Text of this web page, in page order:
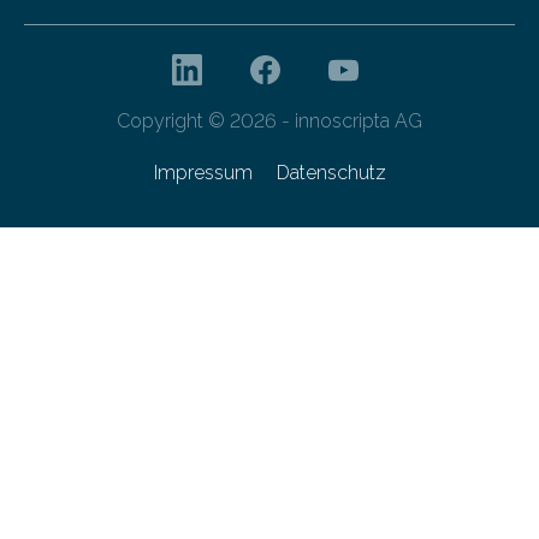
Copyright © 2026 - innoscripta AG
Impressum Datenschutz